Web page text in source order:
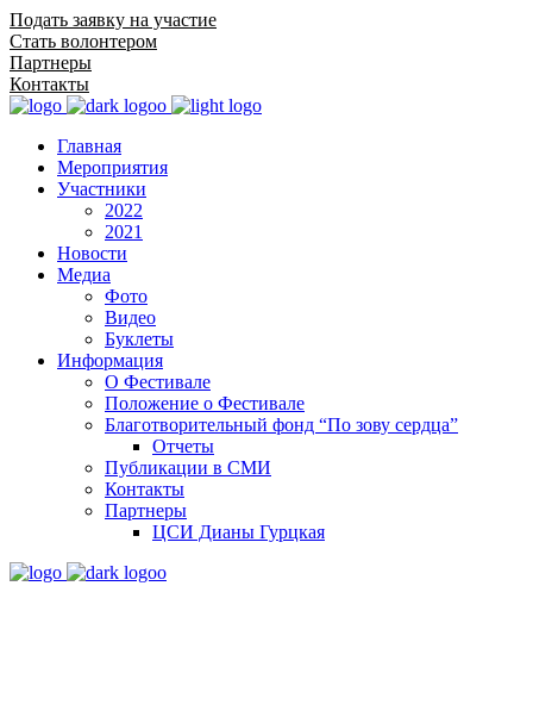
Подать заявку на участие
Стать волонтером
Партнеры
Контакты
Главная
Мероприятия
Участники
2022
2021
Новости
Медиа
Фото
Видео
Буклеты
Информация
О Фестивале
Положение о Фестивале
Благотворительный фонд “По зову сердца”
Отчеты
Публикации в СМИ
Контакты
Партнеры
ЦСИ Дианы Гурцкая